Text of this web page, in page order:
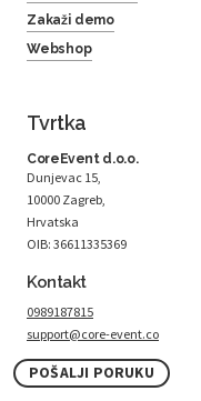
Zakaži demo
Webshop
Tvrtka
CoreEvent d.o.o.
Dunjevac 15,
10000 Zagreb,
Hrvatska
OIB: 36611335369
Kontakt
0989187815
support@core-event.co
POŠALJI PORUKU